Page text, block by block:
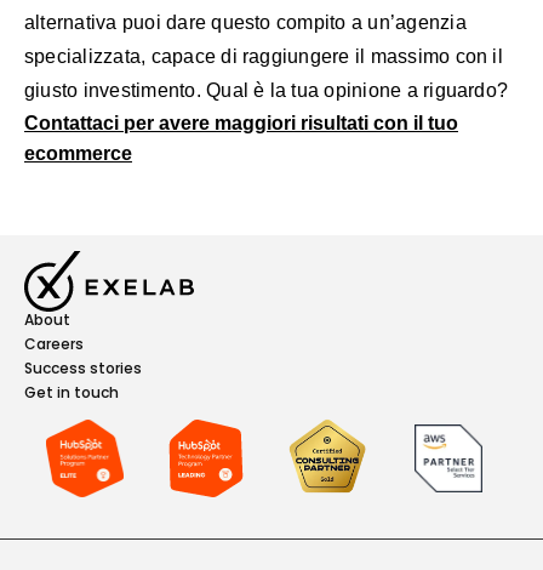
alternativa puoi dare questo compito a un’agenzia
specializzata, capace di raggiungere il massimo con il
giusto investimento. Qual è la tua opinione a riguardo?
Contattaci per avere maggiori risultati con il tuo
ecommerce
About
Careers
Success stories
Get in touch